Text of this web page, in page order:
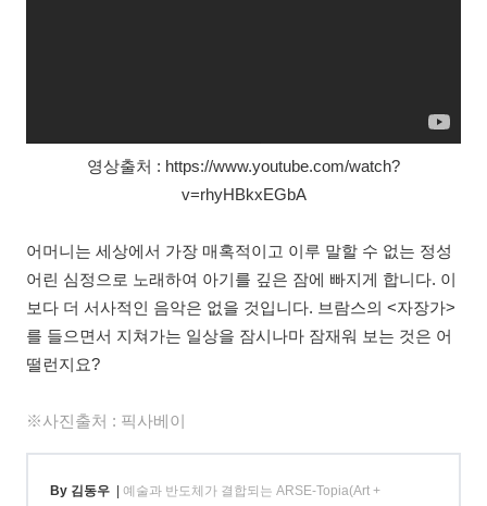
영상출처 : https://www.youtube.com/watch?
v=rhyHBkxEGbA
어머니는 세상에서 가장 매혹적이고 이루 말할 수 없는 정성
어린 심정으로 노래하여 아기를 깊은 잠에 빠지게 합니다. 이
보다 더 서사적인 음악은 없을 것입니다. 브람스의 <자장가>
를 들으면서 지쳐가는 일상을 잠시나마 잠재워 보는 것은 어
떨런지요?
※사진출처 : 픽사베이
By 김동우 | 예술과 반도체가 결합되는 ARSE-Topia(Art +